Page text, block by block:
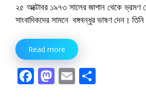
২৫ অক্টোবর ১৯৭৩ সালের জাপান থেকে ভ্রমণ
সাংবাদিকদের সামনে বঙ্গবন্ধুর ভাষণ দেন।
Read more
F M E